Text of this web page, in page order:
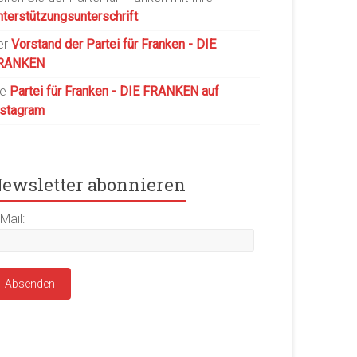
Vorstand der Partei für Franken - DIE
Partei für Franken - DIE FRANKEN auf
abonnieren